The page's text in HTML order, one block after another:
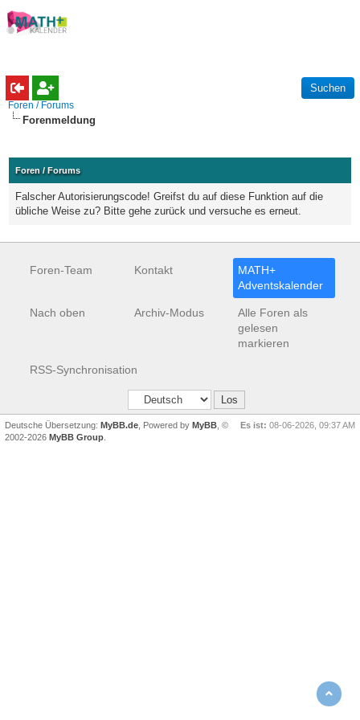
Foren / Forums
Forenmeldung
Foren / Forums
Falscher Autorisierungscode! Greifst du auf diese Funktion auf die
übliche Weise zu? Bitte gehe zurück und versuche es erneut.
Foren-Team Kontakt
MATH+
Adventskalender
Nach oben Archiv-Modus
Alle Foren als
gelesen
markieren
RSS-Synchronisation
Es ist: 08-06-2026, 09:37 AM
Deutsche Übersetzung: MyBB.de , Powered by MyBB , ©
2002-2026 MyBB Group